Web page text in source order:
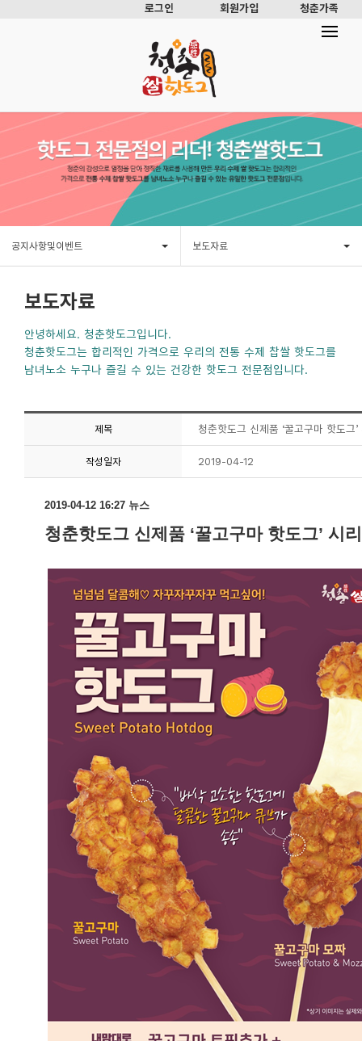
로그인 회원가입 청춘가족
공지사항및이벤트 보도자료
보도자료
안녕하세요. 청춘핫도그입니다.
청춘핫도그는 합리적인 가격으로 우리의 전통 수제 찹쌀 핫도그를
남녀노소 누구나 즐길 수 있는 건강한 핫도그 전문점입니다.
제목 청춘핫도그 신제품 ‘꿀고구마 핫도그
작성일자 2019-04-12
2019-04-12 16:27 뉴스
청춘핫도그 신제품 ‘꿀고구마 핫도그’ 시